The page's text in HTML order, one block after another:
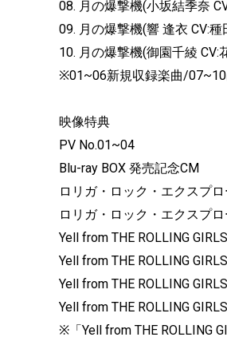
08. 月の爆撃機(小坂結季奈
09. 月の爆撃機(響 逢衣 CV:種
10. 月の爆撃機(御園千綾 CV:
※01~06新規収録楽曲/07~10
映像特典
PV No.01~04
Blu-ray BOX 発売記念CM
ロリガ・ロック・エクスプ
ロリガ・ロック・エクスプ
Yell from THE ROLLING
Yell from THE ROLLING
Yell from THE ROLLING
Yell from THE ROLLING
※「Yell from THE ROLLING